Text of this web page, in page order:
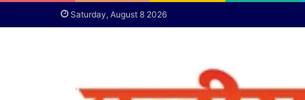
Saturday, August 8 2026